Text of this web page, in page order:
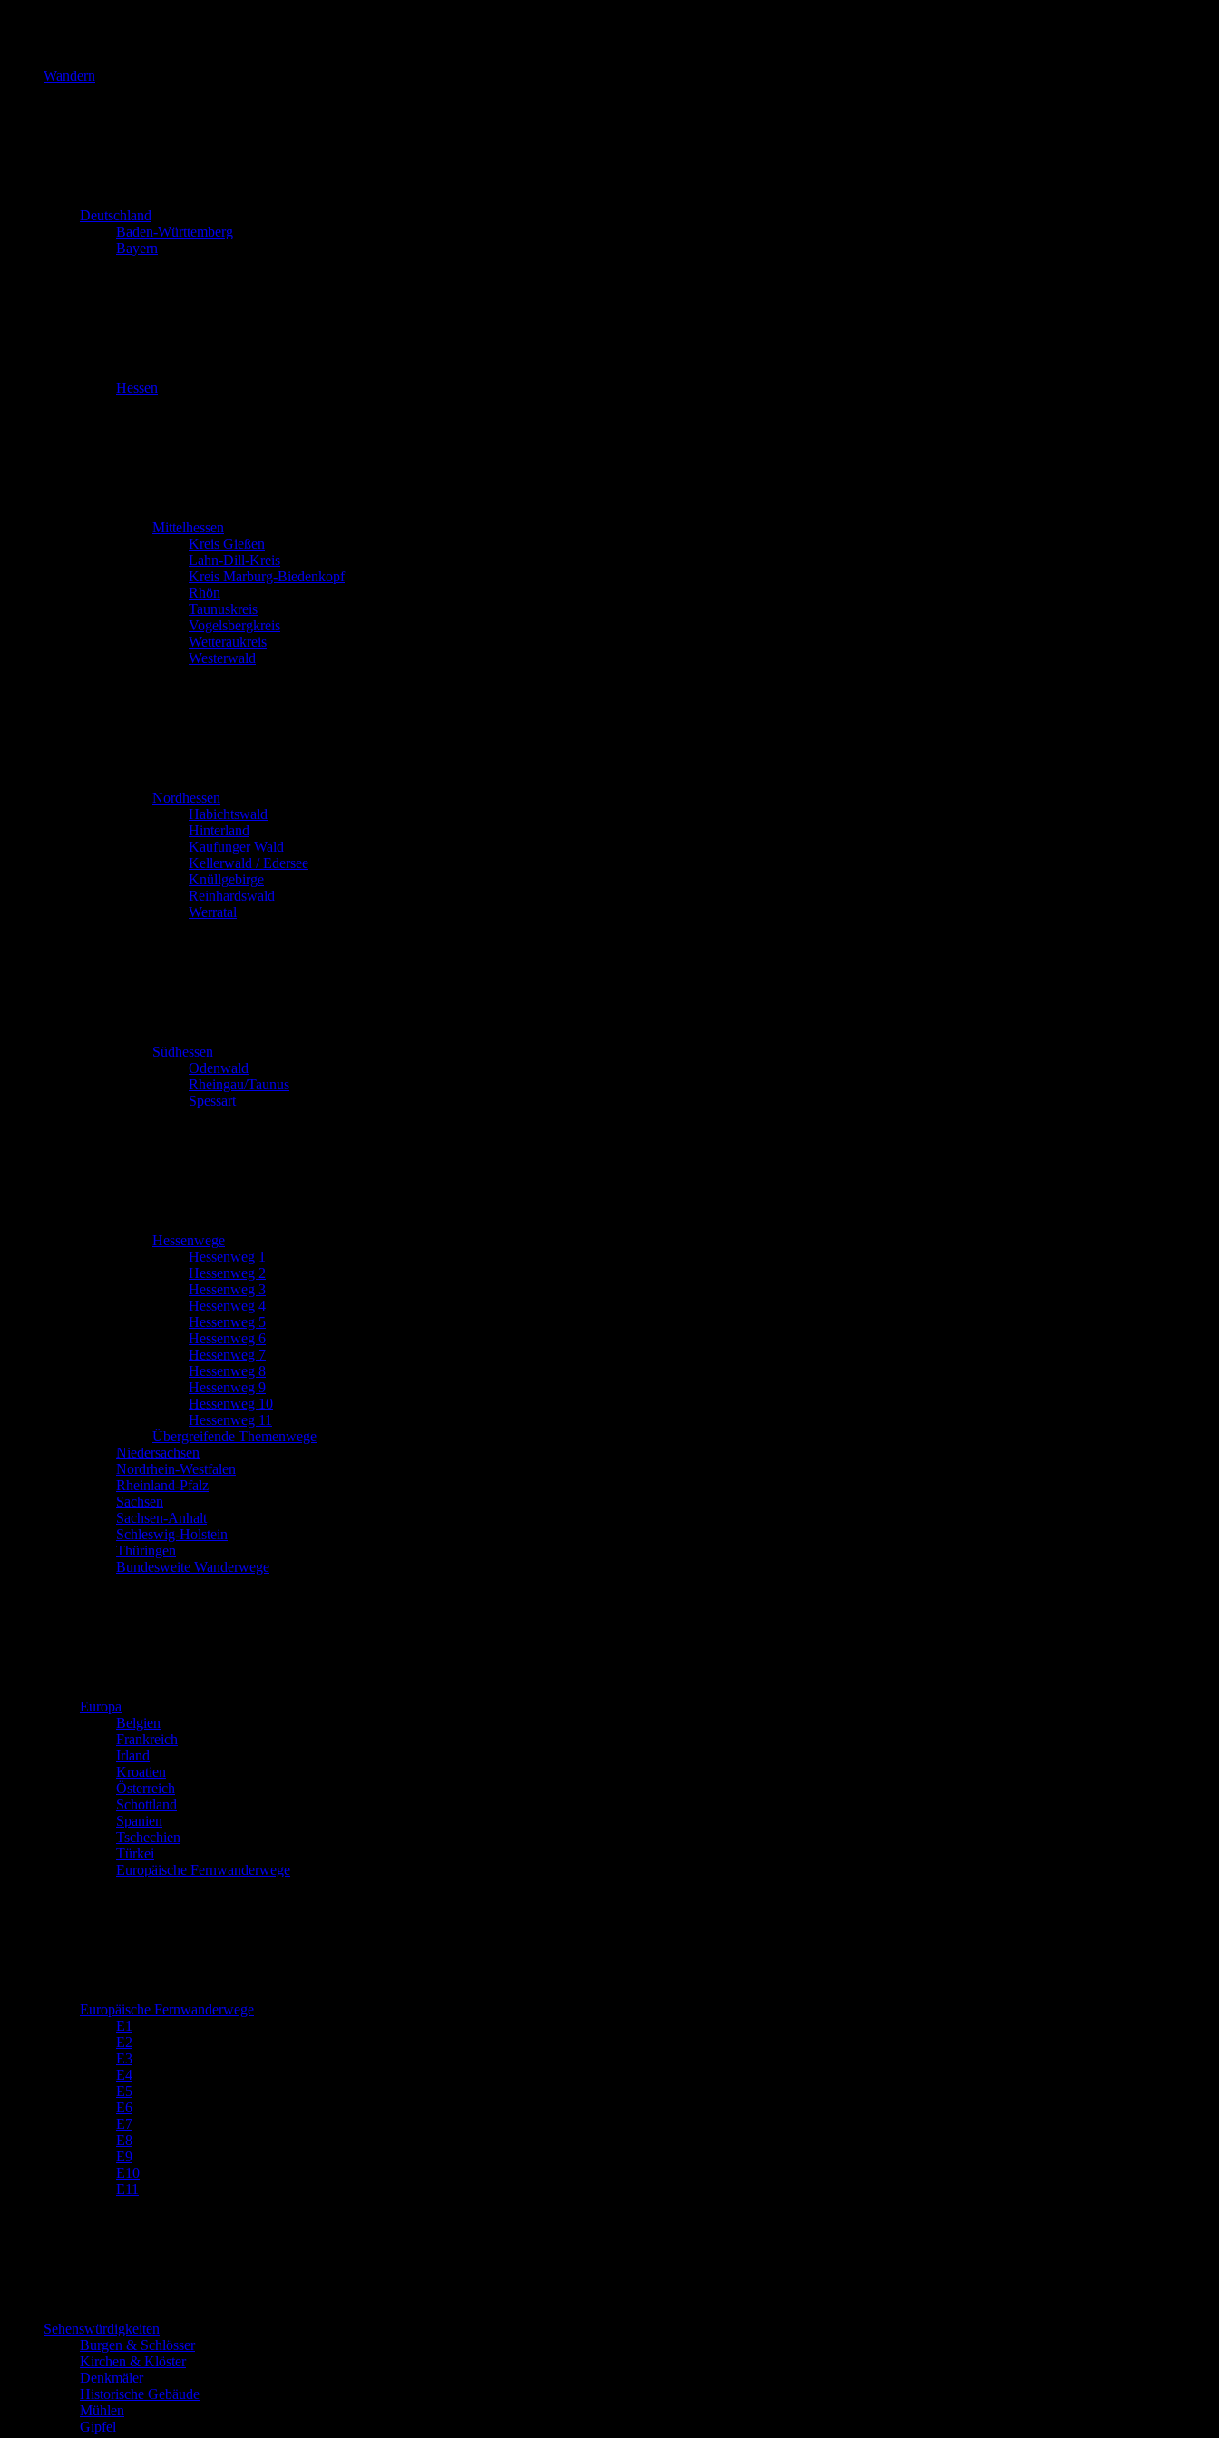
Wandern
Deutschland
Baden-Württemberg
Bayern
Hessen
Mittelhessen
Kreis Gießen
Lahn-Dill-Kreis
Kreis Marburg-Biedenkopf
Rhön
Taunuskreis
Vogelsbergkreis
Wetteraukreis
Westerwald
Nordhessen
Habichtswald
Hinterland
Kaufunger Wald
Kellerwald / Edersee
Knüllgebirge
Reinhardswald
Werratal
Südhessen
Odenwald
Rheingau/Taunus
Spessart
Hessenwege
Hessenweg 1
Hessenweg 2
Hessenweg 3
Hessenweg 4
Hessenweg 5
Hessenweg 6
Hessenweg 7
Hessenweg 8
Hessenweg 9
Hessenweg 10
Hessenweg 11
Übergreifende Themenwege
Niedersachsen
Nordrhein-Westfalen
Rheinland-Pfalz
Sachsen
Sachsen-Anhalt
Schleswig-Holstein
Thüringen
Bundesweite Wanderwege
Europa
Belgien
Frankreich
Irland
Kroatien
Österreich
Schottland
Spanien
Tschechien
Türkei
Europäische Fernwanderwege
Europäische Fernwanderwege
E1
E2
E3
E4
E5
E6
E7
E8
E9
E10
E11
Sehenswürdigkeiten
Burgen & Schlösser
Kirchen & Klöster
Denkmäler
Historische Gebäude
Mühlen
Gipfel